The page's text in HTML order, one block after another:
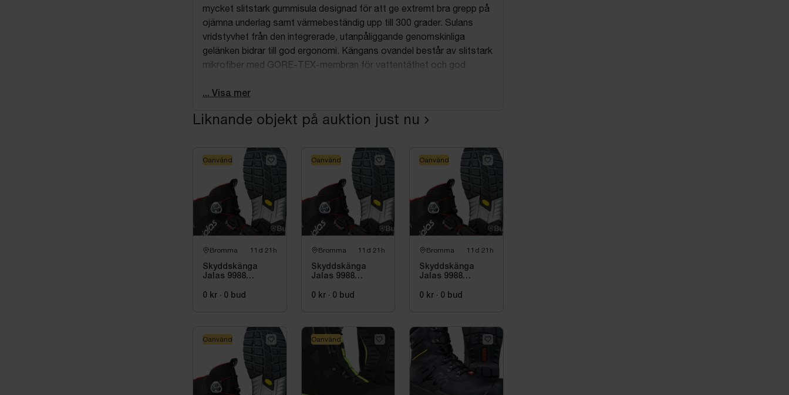
mycket slitstark gummisula designad för att ge extremt bra grepp på
ojämna underlag samt värmebeständig upp till 300 grader. Sulans
vridstyvhet från den integrerade, utanpåliggande genomskinliga
gelänken bidrar till god ergonomi. Kängans ovandel består av slitstark
mikrofiber med GORE-TEX-membran för vattentäthet och god
GORE-TEX Stretch Technology, som tillsammans med hög hälkappa
... Visa mer
Liknande objekt på auktion just nu
Bromma 11d 21h
Skyddskänga
Jalas 9988
0 kr · 0 bud
Oanvänd
Bromma 11d 21h
Skyddskänga
Jalas 9988
0 kr · 0 bud
Oanvänd
Bromma 11d 21h
Skyddskänga
Jalas 9988
0 kr · 0 bud
Oanvänd
Oanvänd Oanvänd